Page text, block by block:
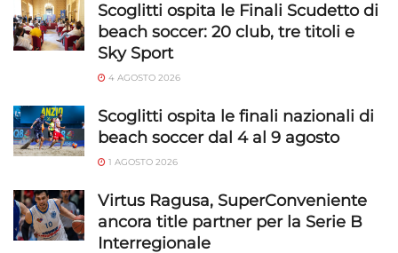
Scoglitti ospita le Finali Scudetto di
beach soccer: 20 club, tre titoli e
Sky Sport
4 AGOSTO 2026
Scoglitti ospita le finali nazionali di
beach soccer dal 4 al 9 agosto
1 AGOSTO 2026
Virtus Ragusa, SuperConveniente
ancora title partner per la Serie B
Interregionale